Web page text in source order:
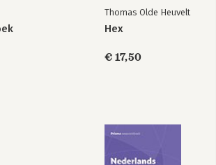
Thomas Olde Heuvelt
Hex
€ 17,50